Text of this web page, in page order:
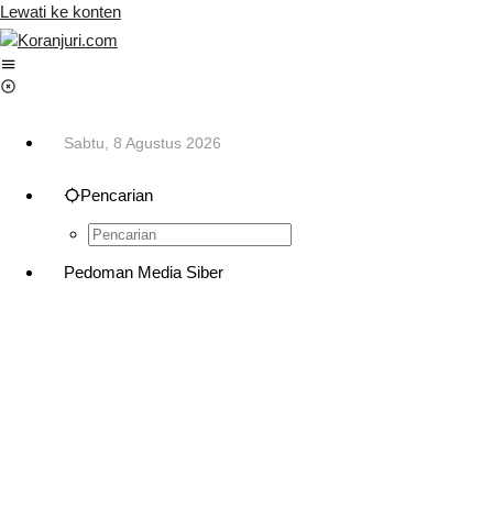
Lewati ke konten
Sabtu, 8 Agustus 2026
Pencarian
Pedoman Media Siber